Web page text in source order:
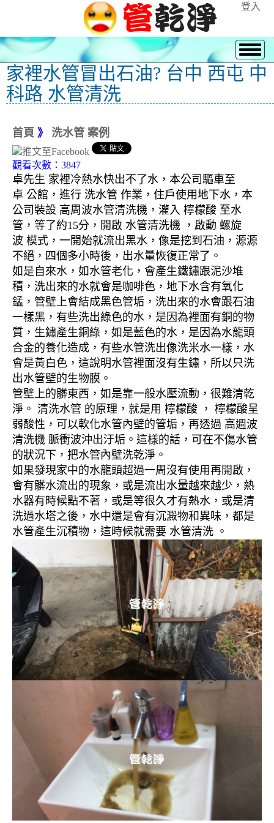
登入
家裡水管冒出石油? 台中 西屯 中
科路 水管清洗
首頁 》 洗水管 案例
觀看次數：3847
卓先生 家裡冷熱水快出不了水，本公司驅車至
卓 公館，進行 洗水管 作業，住戶使用地下水，本
公司裝設 高周波水管清洗機，灌入 檸檬酸 至水
管，等了約15分，開啟 水管清洗機 ，啟動 螺旋
波 模式，一開始就流出黑水，像是挖到石油，源源
不絕，四個多小時後，出水量恢復正常了。
如是自來水，如水管老化，會產生鐵鏽跟泥沙堆
積，洗出來的水就會是咖啡色，地下水含有氧化
錳，管壁上會結成黑色管垢，洗出來的水會跟石油
一樣黑，有些洗出綠色的水，是因為裡面有銅的物
質，生鏽產生銅綠，如是藍色的水，是因為水龍頭
合金的養化造成，有些水管洗出像洗米水一樣，水
會是黃白色，這說明水管裡面沒有生鏽，所以只洗
出水管壁的生物膜。
管壁上的髒東西，如是靠一般水壓流動，很難清乾
淨。 清洗水管 的原理，就是用 檸檬酸 ， 檸檬酸呈
弱酸性，可以軟化水管內壁的管垢，再透過 高週波
清洗機 脈衝波沖出汙垢。這樣的話，可在不傷水管
的狀況下，把水管內壁洗乾淨。
如果發現家中的水龍頭超過一周沒有使用再開啟，
會有髒水流出的現象，或是流出水量越來越少，熱
水器有時候點不著，或是等很久才有熱水，或是清
洗過水塔之後，水中還是會有沉澱物和異味，都是
水管產生沉積物，這時候就需要 水管清洗 。